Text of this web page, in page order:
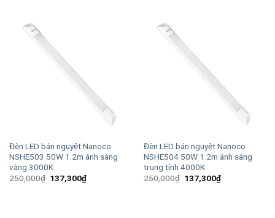
Đèn LED bán nguyệt Nanoco
NSHE503 50W 1.2m ánh sáng
vàng 3000K
250,000₫ Giá
137,300₫Giá
hiện
Đèn LED bán nguyệt Nanoco
NSHE504 50W 1.2m ánh sáng
trung tính 4000K
250,000₫ Giá
137,300₫Giá
hiện